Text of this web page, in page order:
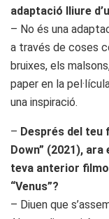
adaptació lliure
– No és una
a través de coses
bruixes, els
paper en la
una inspiració.
– Després del teu
Down” (2021),
teva anterior
“Venus”?
– Diuen que